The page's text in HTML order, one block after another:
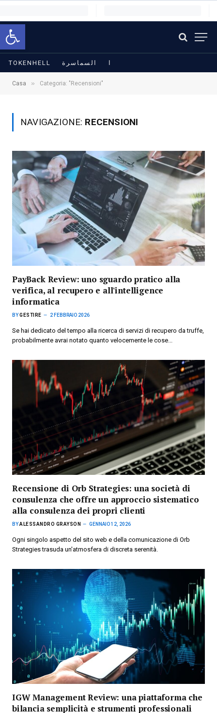
Apri la barra degli strumenti
TOKENHELL السماسرة ا
Casa » Categoria: "Recensioni"
NAVIGAZIONE: RECENSIONI
PayBack Review: uno sguardo pratico alla
verifica, al recupero e all'intelligence
informatica
BYGESTIRE 2 FEBBRAIO 2026
Se hai dedicato del tempo alla ricerca di servizi di recupero da truffe,
probabilmente avrai notato quanto velocemente le cose...
Recensione di Orb Strategies: una società di
consulenza che offre un approccio sistematico
alla consulenza dei propri clienti
BYALESSANDRO GRAYSON GENNAIO 12, 2026
Ogni singolo aspetto del sito web e della comunicazione di Orb
Strategies trasuda un'atmosfera di discreta serenità.
IGW Management Review: una piattaforma che
bilancia semplicità e strumenti professionali